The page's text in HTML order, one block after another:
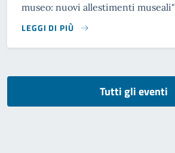
museo: nuovi allestimenti museali"
LEGGI DI PIÙ
Tutti gli eventi